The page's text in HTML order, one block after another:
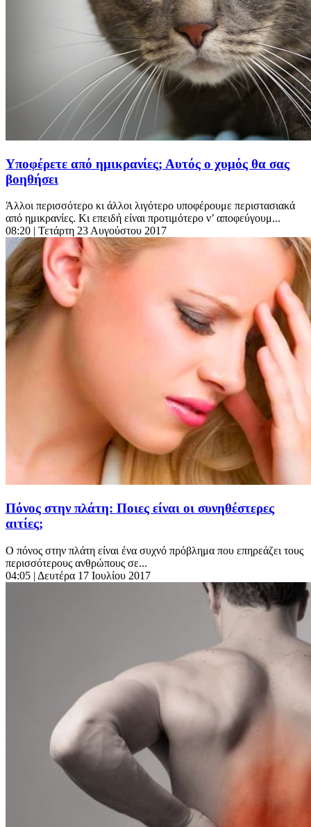
Υποφέρετε από ημικρανίες; Αυτός ο χυμός θα σας
βοηθήσει
Άλλοι περισσότερο κι άλλοι λιγότερο υποφέρουμε περιστασιακά
από ημικρανίες. Κι επειδή είναι προτιμότερο ν’ αποφεύγουμ...
08:20 | Τετάρτη 23 Αυγούστου 2017
Πόνος στην πλάτη: Ποιες είναι οι συνηθέστερες
αιτίες;
Ο πόνος στην πλάτη είναι ένα συχνό πρόβλημα που επηρεάζει τους
περισσότερους ανθρώπους σε...
04:05 | Δευτέρα 17 Ιουλίου 2017